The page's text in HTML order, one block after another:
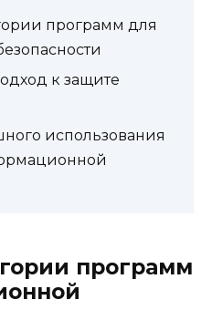
программ для
к защите
использования
программ